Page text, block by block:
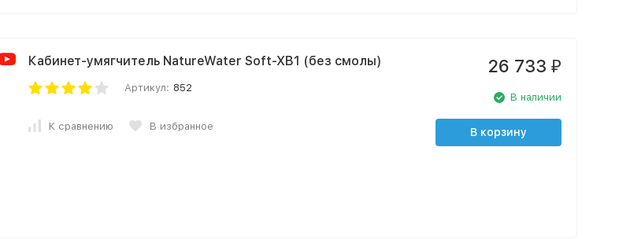
Кабинет-умягчитель NatureWater Soft-XB1 (без смолы)
Артикул: 852
К сравнению В избранное
26 733 ₽
В наличии
В корзину